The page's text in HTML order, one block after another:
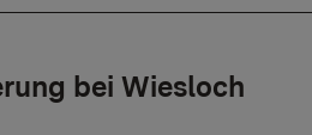
bei Wiesloch